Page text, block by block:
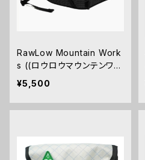
RawLow Mountain Work
s ((ロウロウマウンテンワー
クス) Rascal Waist Harn
ess Kit
¥5,500